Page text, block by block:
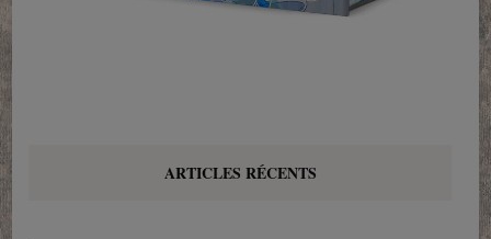
ARTICLES RÉCENTS